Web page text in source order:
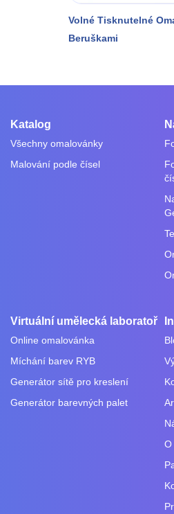
Volné Tisknutelné
Beruškami
Katalog
Všechny omalovánky
Malování podle čísel
Virtuální umělecká laboratoř
Online omalovánka
Míchání barev RYB
Generátor sítě pro kreslení
Generátor barevných palet
O